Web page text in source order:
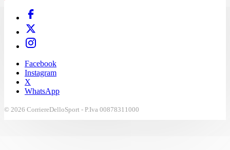
Facebook
Instagram
X
WhatsApp
© 2026 CorriereDelloSport - P.Iva 00878311000